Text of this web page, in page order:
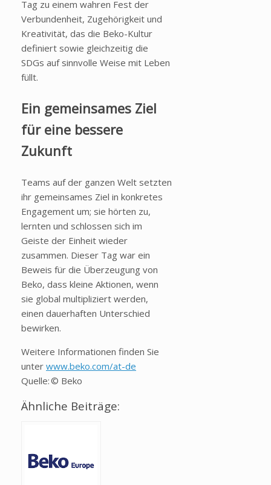
Tag zu einem wahren Fest der
Verbundenheit, Zugehörigkeit und
Kreativität, das die Beko-Kultur
definiert sowie gleichzeitig die
SDGs auf sinnvolle Weise mit Leben
füllt.
Ein gemeinsames Ziel
für eine bessere
Zukunft
Teams auf der ganzen Welt setzten
ihr gemeinsames Ziel in konkretes
Engagement um; sie hörten zu,
lernten und schlossen sich im
Geiste der Einheit wieder
zusammen. Dieser Tag war ein
Beweis für die Überzeugung von
Beko, dass kleine Aktionen, wenn
sie global multipliziert werden,
einen dauerhaften Unterschied
bewirken.
Weitere Informationen finden Sie
unter www.beko.com/at-de
Quelle: © Beko
Ähnliche Beiträge: